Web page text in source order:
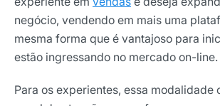
negócio, vendendo em mais uma
mesma forma que é vantajoso para
estão ingressando no mercado on-line.
Para os experientes, essa modalidade
Nome
E-mail